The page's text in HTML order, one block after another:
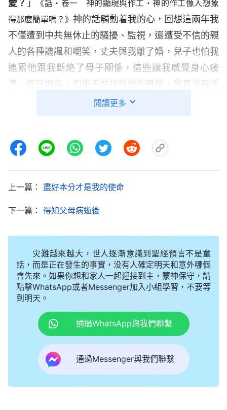
愛？ 」
《話・卷一 神的顯現與作工・神的作工像人想象
得那麽簡單嗎？》 神的話觸動着我的心，回想這兩年我
不僅遭到中共無休止的騷擾、監視，還遭受不信的親
人的各種譏諷和嘲笑，丈夫與我離了婚，兒子也怕我
連累他跟我斷絶了母子關係，這些讓我感覺身心疲
憊、度日如年，如果不是神話語的帶領，我真没有活
下去的勇氣，只有來到神的面前我的心靈才能得到安
决定後我不敢馬上跟我媽説，我害怕看見我媽傷
心的樣子。想到再過半個月就要離開，不能陪伴她照
顧她了，我心裏就有點難受。每次下班我就盡量回去
幫她多幹家務，陪她聊天，陪她讀神的話。辭職報告
着説不出來話，轉身幹活去了。看着我媽難受的樣子
我不知道該怎麽面對她，更害怕我哥跟我弟知道我又
要走還不知道會怎麽怪她，以後她連個説心裏話的人
都没有，我這一走就再也照顧不了她了，心裏就滿了
對她的虧欠。那幾晚我都失眠了。我知道我的情形不
對，就向神禱告
：「神啊，我想離開家盡本分，但我
放不下我媽，願你開啓帶領我能明白你的心意不受情
感的轄制。」尋求後，我想到神揭示傳統文化這方面
的話語，就找出來看。
全能神
孝順父母這是不
是真理？
孝順父母這是對的，是正面事
閲讀更多
上一篇： 盡好本分才是我的使命
下一篇： 得知父母病逝後
灾難越來越大，世人逐漸意識到聖經預言不是童
話，而是正在發生的事實，没有人確定明天和意外哪個
會先來。如果你想和家人一起迎接到主，蒙神保守，請
點擊WhatsApp或者Messenger加入小組學習，不要等
到明天。
通過WhatsApp與我們聯繫
通過Messenger與我們聯繫